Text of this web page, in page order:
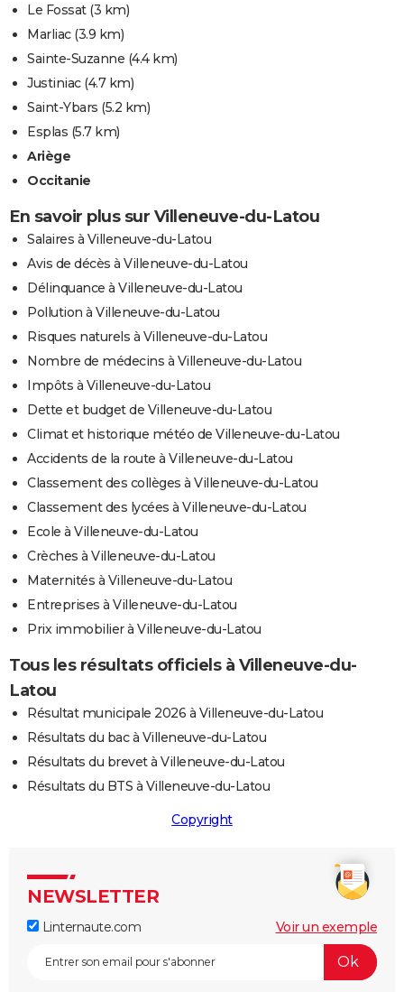
Le Fossat(3 km)
Marliac(3.9 km)
Sainte-Suzanne (4.4 km)
Justiniac(4.7 km)
Saint-Ybars (5.2 km)
Esplas (5.7 km)
Ariège
Occitanie
En savoir plus sur Villeneuve-du-Latou
Salaires à Villeneuve-du-Latou
Avis de décès à Villeneuve-du-Latou
Délinquance à Villeneuve-du-Latou
Pollution à Villeneuve-du-Latou
Risques naturels à Villeneuve-du-Latou
Nombre de médecins à Villeneuve-du-Latou
Impôts à Villeneuve-du-Latou
Dette et budget de Villeneuve-du-Latou
Climat et historique météo de Villeneuve-du-Latou
Accidents de la route à Villeneuve-du-Latou
Classement des collèges à Villeneuve-du-Latou
Classement des lycées à Villeneuve-du-Latou
Ecole à Villeneuve-du-Latou
Crèches à Villeneuve-du-Latou
Maternités à Villeneuve-du-Latou
Entreprises à Villeneuve-du-Latou
Prix immobilier à Villeneuve-du-Latou
Tous les résultats officiels à Villeneuve-du-
Latou
Résultat municipale 2026 à Villeneuve-du-Latou
Résultats du bac à Villeneuve-du-Latou
Résultats du brevet à Villeneuve-du-Latou
Résultats du BTS à Villeneuve-du-Latou
Copyright
NEWSLETTER
Linternaute.com Voir un exemple